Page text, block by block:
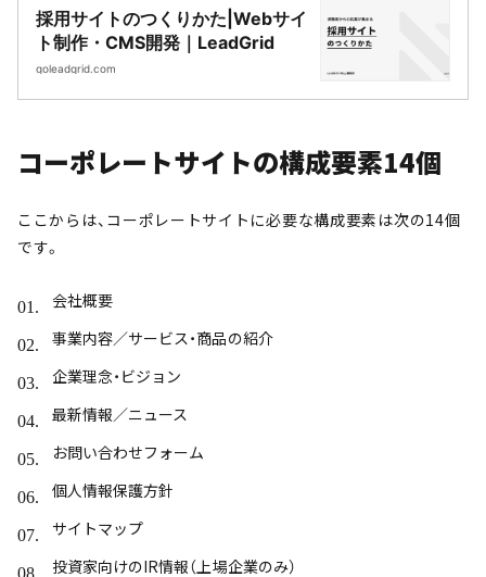
採用サイトのつくりかた|Webサイ
ト制作・CMS開発｜LeadGrid
goleadgrid.com
コーポレートサイトの構成要素14個
ここからは、コーポレートサイトに必要な構成要素は次の14個
です。
会社概要
事業内容／サービス・商品の紹介
企業理念・ビジョン
最新情報／ニュース
お問い合わせフォーム
個人情報保護方針
サイトマップ
投資家向けのIR情報（上場企業のみ）